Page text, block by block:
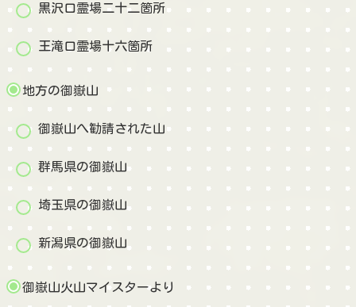
黒沢口霊場二十二箇所
王滝口霊場十六箇所
地方の御嶽山
御嶽山へ勧請された山
群馬県の御嶽山
埼玉県の御嶽山
新潟県の御嶽山
御嶽山火山マイスターより